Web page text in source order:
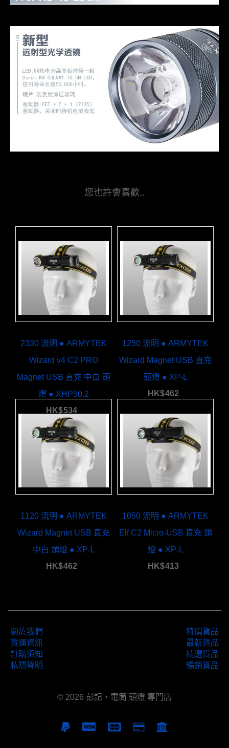
您也許會喜歡..
2330 流明 ● ARMYTEK
Wizard v4 C2 PRO
Magnet USB 直充 中白 頭
燈 ● XHP50.2
HK$534
1250 流明 ● ARMYTEK
Wizard Magnet USB 直充
頭燈 ● XP-L
HK$462
1120 流明 ● ARMYTEK
Wizard Magnet USB 直充
中白 頭燈 ● XP-L
HK$462
1050 流明 ● ARMYTEK
Elf C2 Micro-USB 直充 頭
燈 ● XP-L
HK$413
關於我們
貨運資訊
訂購須知
私隱聲明
特價貨品
最新貨品
精選貨品
暢銷貨品
© 2026 彭記‧電筒 頭燈 專門店